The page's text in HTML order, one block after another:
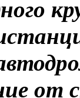
от